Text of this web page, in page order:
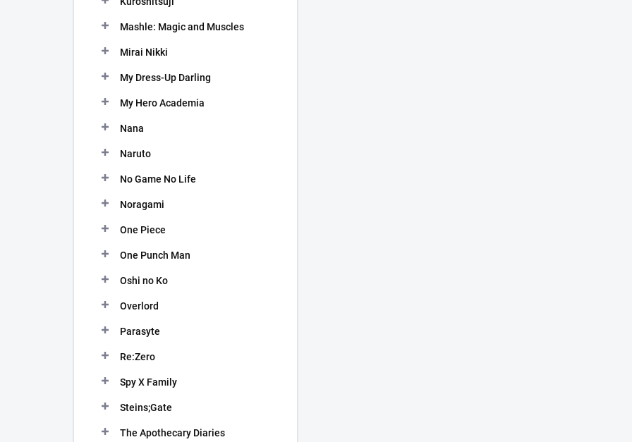
Mashle: Magic and Muscles
Mirai Nikki
My Dress-Up Darling
My Hero Academia
Nana
Naruto
No Game No Life
Noragami
One Piece
One Punch Man
Oshi no Ko
Overlord
Parasyte
Re:Zero
Spy X Family
Steins;Gate
The Apothecary Diaries